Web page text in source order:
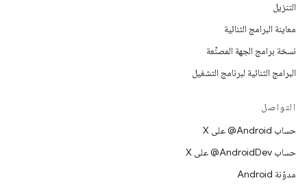
التنزيل
معاينة البرامج الثنائية
نسخة برامج الجهة المصنِّعة
البرامج الثنائية لبرنامج التشغيل
التواصل
حساب ‎@Android على X
حساب ‎@AndroidDev على X
مدوّنة Android